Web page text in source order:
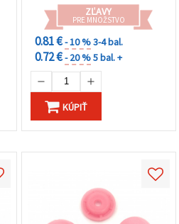
ZĽAVY
PRE MNOŽSTVO
0.81 €- 10 %3-4 bal.
0.72 €- 20 %5 bal. +
KÚPIŤ